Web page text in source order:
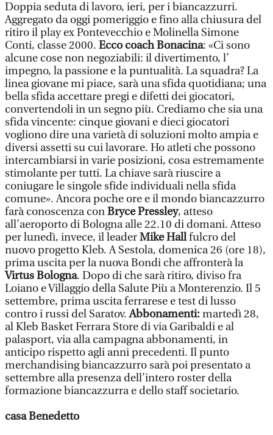
Doppia seduta di lavoro, ieri, per i biancazzurri.
Aggregato da oggi pomeriggio e fino alla chiusura del
ritiro il play ex Pontevecchio e Molinella Simone
Conti, classe 2000. Ecco coach Bonacina: «Ci sono
alcune cose non negoziabili: il divertimento, l’
impegno, la passione e la puntualità. La squadra? La
linea giovane mi piace, sarà una sfida quotidiana; una
bella sfida accettare pregi e difetti dei giocatori,
convertendoli in un segno più. Crediamo che sia una
sfida vincente: cinque giovani e dieci giocatori
vogliono dire una varietà di soluzioni molto ampia e
diversi assetti su cui lavorare. Ho atleti che possono
intercambiarsi in varie posizioni, cosa estremamente
stimolante per tutti. La chiave sarà riuscire a
coniugare le singole sfide individuali nella sfida
comune». Ancora poche ore e il mondo biancazzurro
farà conoscenza conBryce Pressley, atteso
all’aeroporto di Bologna alle 22.10 di domani. Atteso
per lunedì, invece, il leaderMike Hallfulcro del
nuovo progetto Kleb. A Sestola, domenica 26 (ore 18),
prima uscita per la nuova Bondi che affronterà la
Virtus Bologna. Dopo di che sarà ritiro, diviso fra
Loiano e Villaggio della Salute Più a Monterenzio. Il 5
settembre, prima uscita ferrarese e test di lusso
contro i russi del Saratov.Abbonamenti:martedì 28,
al Kleb Basket Ferrara Store di via Garibaldi e al
palasport, via alla campagna abbonamenti, in
anticipo rispetto agli anni precedenti. Il punto
merchandising biancazzurro sarà poi presentato a
settembre alla presenza dell’intero roster della
formazione biancazzurra e dello staff societario.
casa Benedetto